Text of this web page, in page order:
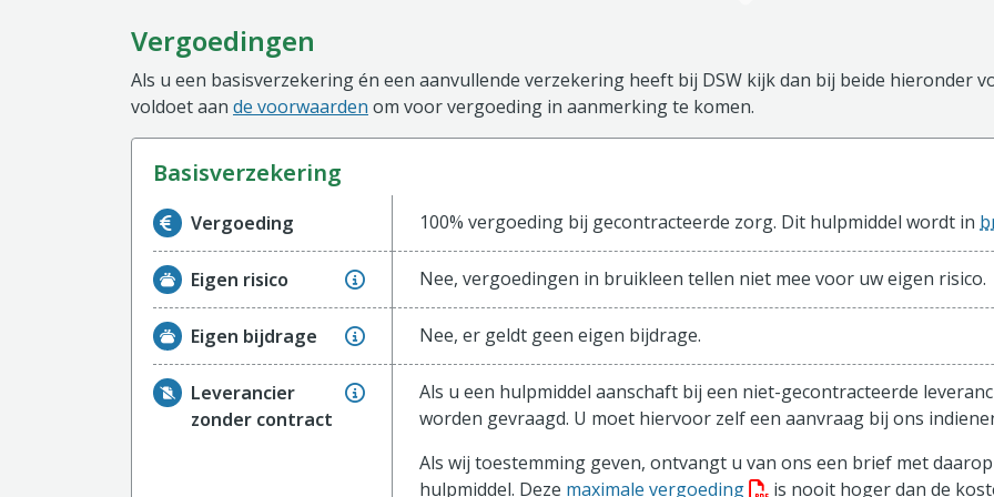
Vergoedingen
Als u een basisverzekering én een aanvullende verzekering heeft bij DSW kijk dan bij beide hieronder
voldoet aan de voorwaarden om voor vergoeding in aanmerking te komen.
basisverzekering
Informatie over de vergoeding van de basisverzekering
Vergoeding 100% vergoeding bij gecontracteerde zorg. Dit hulpmiddel wordt in
Eigen risico Nee, vergoedingen in bruikleen tellen niet mee voor uw eigen risico.
Eigen bijdrage Nee, er geldt geen eigen bijdrage.
Leverancier
zonder contract
Als u een hulpmiddel aanschaft bij een niet-gecontracteerde
worden gevraagd. U moet hiervoor zelf een aanvraag bij ons
Als wij toestemming geven, ontvangt u van ons een brief met
hulpmiddel. Deze maximale vergoeding(PDF bestand, download
is nooit hoger dan de